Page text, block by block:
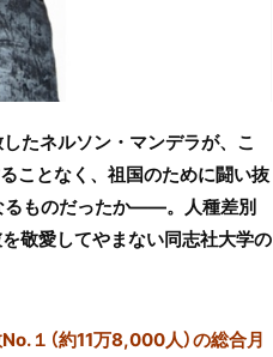
たネルソン・マンデラが、こ
ことなく、祖国のために闘い抜
るものだったか――。人種差別
敬愛してやまない同志社大学の
１（約11万8,000人）の総合月